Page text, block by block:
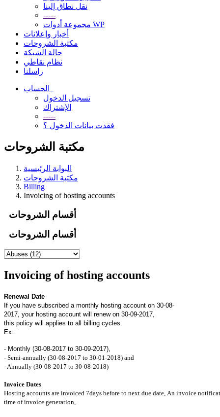
نقل نطاق إلينا
-----
مجموعة أدوات WP
أخبار وإعلانات
مكتبة الشروحات
حالة الشبكة
نظام نقاطي
راسلنا
تسجيل الدخول
الإشتراك
-----
فقدت بيانات الدخول ؟
مكتبة الشروحات
البوابة الرئيسية
مكتبة الشروحات
Billing
Invoicing of hosting accounts
أقسام الشروحات
أقسام الشروحات
Invoicing of hosting accounts
Renewal Date
If you have subscribed a monthly hosting account on 30-08-
2017, your hosting account will renew on 30-09-2017,
this policy will applies to all billing cycles.
Ex:
- Monthly (30-08-2017 to 30-09-2017),
- Semi-annually (30-08-2017 to 30-01-2018) and
- Annually (30-08-2017 to 30-08-2018)
Invoice Dates
Hosting accounts are invoiced 7days before to next due date, An invoice
time of invoice generation,